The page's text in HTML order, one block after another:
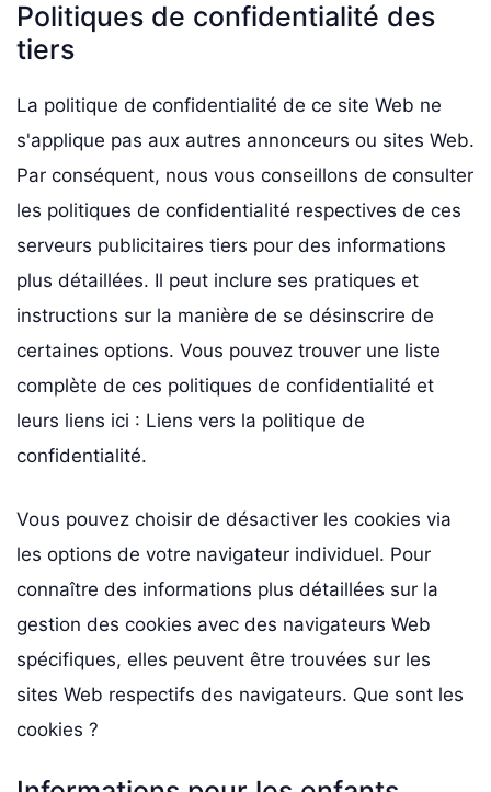
Politiques de confidentialité des
tiers
La politique de confidentialité de ce site Web ne
s'applique pas aux autres annonceurs ou sites Web.
Par conséquent, nous vous conseillons de consulter
les politiques de confidentialité respectives de ces
serveurs publicitaires tiers pour des informations
plus détaillées. Il peut inclure ses pratiques et
instructions sur la manière de se désinscrire de
certaines options. Vous pouvez trouver une liste
complète de ces politiques de confidentialité et
leurs liens ici : Liens vers la politique de
confidentialité.
Vous pouvez choisir de désactiver les cookies via
les options de votre navigateur individuel. Pour
connaître des informations plus détaillées sur la
gestion des cookies avec des navigateurs Web
spécifiques, elles peuvent être trouvées sur les
sites Web respectifs des navigateurs. Que sont les
cookies ?